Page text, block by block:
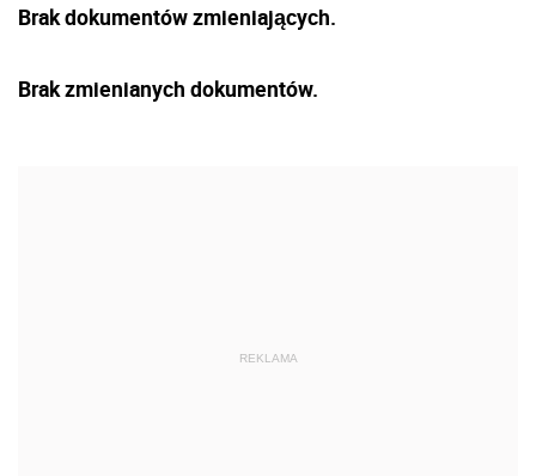
Brak dokumentów zmieniających.
Brak zmienianych dokumentów.